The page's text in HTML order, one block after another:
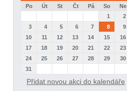
Po Út St Čt Pá So
Ne
1
2
3
4 5 6 7 8
9
10
11 12 13 14 15
16
17
18 19 20 21 22
23
24
25 26 27 28 29
30
31
Přidat novou akci do kalendáře